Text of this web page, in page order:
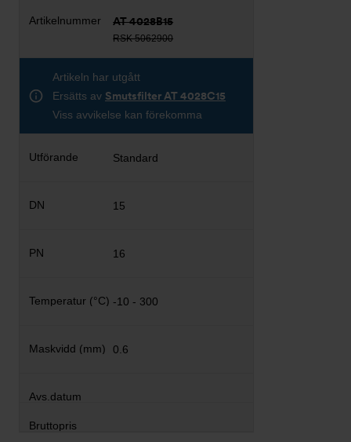
AT 4028B15
RSK 5062900
Artikeln har utgått
Ersätts av Smutsfilter AT 4028C15
Viss avvikelse kan förekomma
Standard
15
16
-10 - 300
0.6